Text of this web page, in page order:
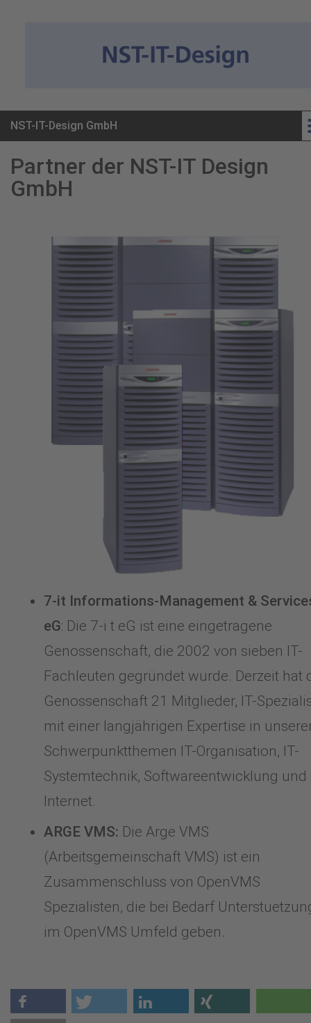
NST-IT-Design GmbH
Startseite
Virtualisierung & Emulatoren
Downloads
Partner der NST-IT Design
GmbH
7-it Informations-Management &
eG: Die 7-i t eG ist eine eingetragene
Genossenschaft, die 2002 von sieben IT-
Fachleuten gegründet wurde. Derzeit hat
Genossenschaft 21 Mitglieder, IT-
mit einer langjährigen Expertise in
Schwerpunktthemen IT-Organisation, IT-
Systemtechnik, Softwareentwicklung und
Internet.
ARGE VMS: Die Arge VMS
(Arbeitsgemeinschaft VMS) ist ein
Zusammenschluss von OpenVMS
Spezialisten, die bei Bedarf
im OpenVMS Umfeld geben.